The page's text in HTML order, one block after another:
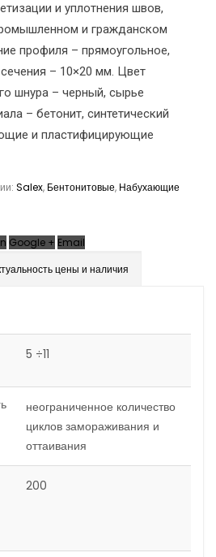
и уплотнения швов,
и гражданском
профиля – прямоугольное,
– 10×20 мм. Цвет
шнура – черный, сырье
– бетонит, синтетический
и пластифицирующие
Salex, Бентонитовые, Набухающие
Google + Email
цены и наличия
5 ÷11
неограниченное количество
циклов замораживания и
оттаивания
200